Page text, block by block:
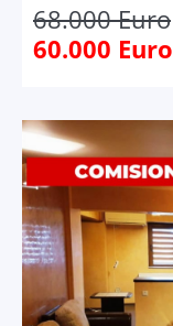
68.000 Euro
60.000 Euro